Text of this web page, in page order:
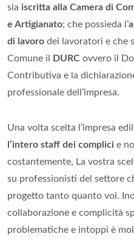
sia iscritta alla Camera di
e Artigianato; che possieda l’
di lavoro dei lavoratori e che
Comune il
DURC ovvero il
Contributiva e la
professionale dell’impresa.
Una volta scelta l’impresa
l’intero staff dei complici e
costantemente, La vostra
su professionisti del settore
progetto tanto quanto voi.
collaborazione e complicità
problematiche e intoppi è